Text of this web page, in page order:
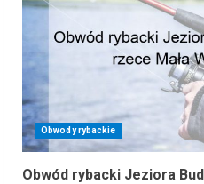
Obwody rybackie
Obwód rybacki Jeziora